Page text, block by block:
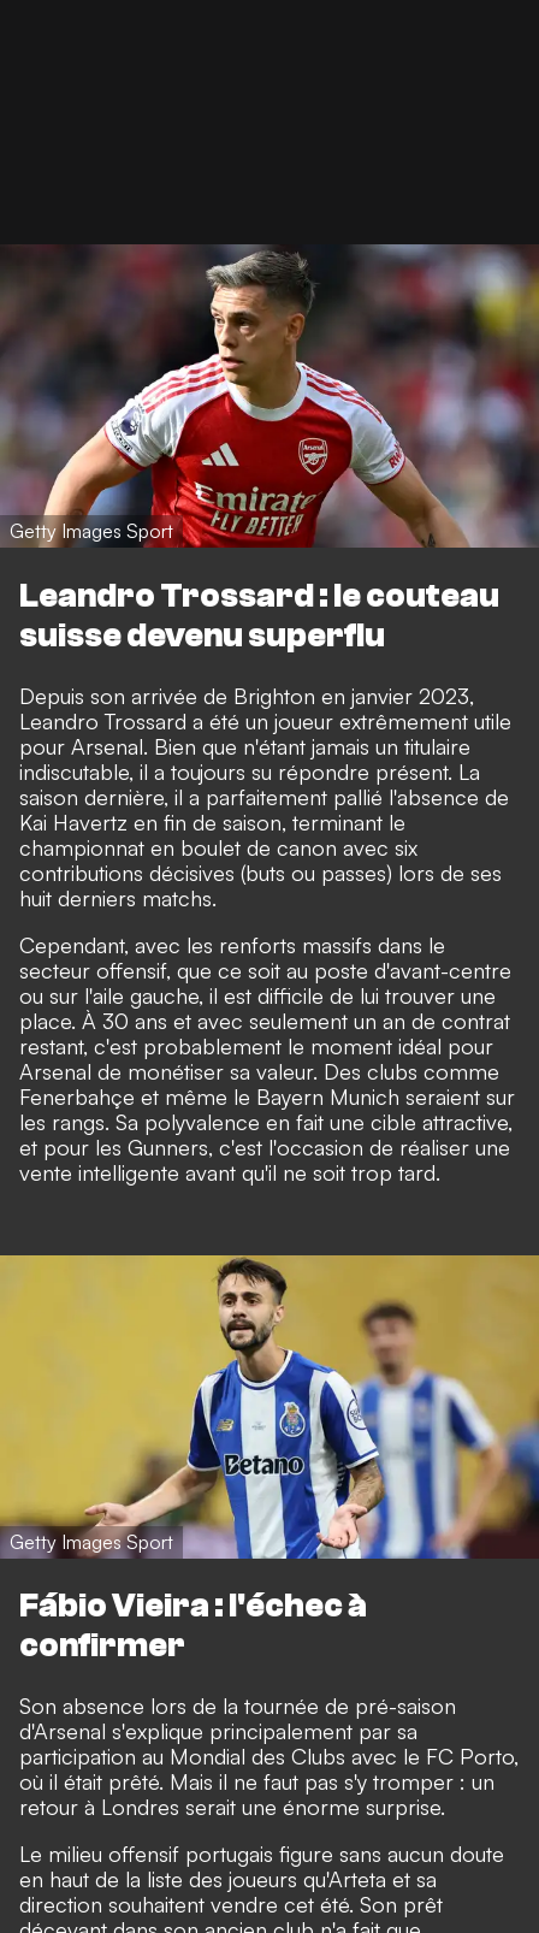
Getty Images Sport
Leandro Trossard : le couteau
suisse devenu superflu
Depuis son arrivée de Brighton en janvier 2023,
Leandro Trossard a été un joueur extrêmement utile
pour Arsenal. Bien que n'étant jamais un titulaire
indiscutable, il a toujours su répondre présent. La
saison dernière, il a parfaitement pallié l'absence de
Kai Havertz en fin de saison, terminant le
championnat en boulet de canon avec six
contributions décisives (buts ou passes) lors de ses
huit derniers matchs.
Cependant, avec les renforts massifs dans le
secteur offensif, que ce soit au poste d'avant-centre
ou sur l'aile gauche, il est difficile de lui trouver une
place. À 30 ans et avec seulement un an de contrat
restant, c'est probablement le moment idéal pour
Arsenal de monétiser sa valeur. Des clubs comme
Fenerbahçe et même le Bayern Munich seraient sur
les rangs. Sa polyvalence en fait une cible attractive,
et pour les Gunners, c'est l'occasion de réaliser une
vente intelligente avant qu'il ne soit trop tard.
Getty Images Sport
Fábio Vieira : l'échec à
confirmer
Son absence lors de la tournée de pré-saison
d'Arsenal s'explique principalement par sa
participation au Mondial des Clubs avec le FC Porto,
où il était prêté. Mais il ne faut pas s'y tromper : un
retour à Londres serait une énorme surprise.
Le milieu offensif portugais figure sans aucun doute
en haut de la liste des joueurs qu'Arteta et sa
direction souhaitent vendre cet été. Son prêt